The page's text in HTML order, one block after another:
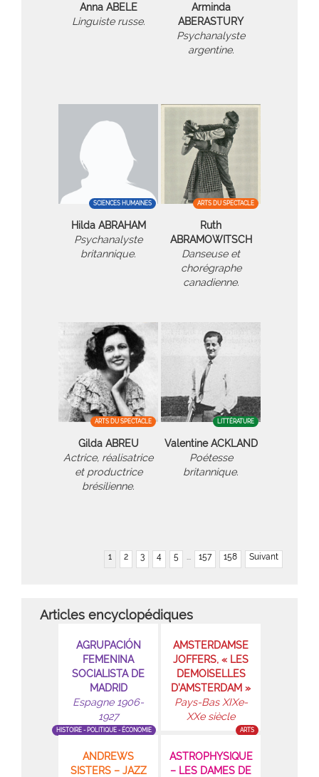
Anna ABELE
Linguiste russe.
Arminda
ABERASTURY
Psychanalyste
argentine.
SCIENCES HUMAINES
Hilda ABRAHAM
Psychanalyste
britannique.
ARTS DU SPECTACLE
Ruth
ABRAMOWITSCH
Danseuse et
chorégraphe
canadienne.
ARTS DU SPECTACLE
Gilda ABREU
Actrice, réalisatrice
et productrice
brésilienne.
LITTÉRATURE
Valentine ACKLAND
Poétesse
britannique.
1 2 3 4 5 ... 157 158 Suivant
Articles encyclopédiques
AGRUPACIÓN
FEMENINA
SOCIALISTA DE
MADRID
Espagne 1906-
1927
HISTOIRE - POLITIQUE - ÉCONOMIE
AMSTERDAMSE
JOFFERS, « LES
DEMOISELLES
D’AMSTERDAM »
Pays-Bas XIXe-
XXe siècle
ARTS
ANDREWS
SISTERS – JAZZ
ASTROPHYSIQUE
– LES DAMES DE